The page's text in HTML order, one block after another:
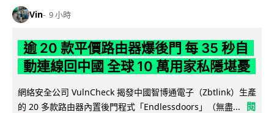
Vin 9 小時
逾 20 款平價路由器爆後門 每 35 秒自
動連線回中國 全球 10 萬用家私隱堪憂
網絡安全公司 VulnCheck 揭發中國智博通電子（Zbtlink）生產
的 20 多款路由器內置後門程式「Endlessdoors」（無盡...
閱